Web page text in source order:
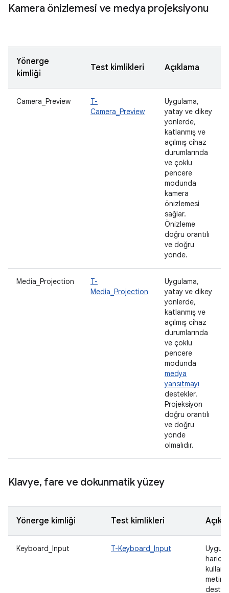
Kamera önizlemesi ve medya projeksiyonu
Yönerge
kimliği
Test kimlikleri Açıklama
Camera_Preview
T-
Camera_Preview
Uygulama,
yatay ve dikey
yönlerde,
katlanmış ve
açılmış cihaz
durumlarında
ve çoklu
pencere
modunda
kamera
önizlemesi
sağlar.
Önizleme
doğru orantılı
ve doğru
yönde.
Media_Projection
T-
Media_Projection
Uygulama,
yatay ve dikey
yönlerde,
katlanmış ve
açılmış cihaz
durumlarında
ve çoklu
pencere
modunda
medya
yansıtmayı
destekler.
Projeksiyon
doğru orantılı
ve doğru
yönde
olmalıdır.
Klavye, fare ve dokunmatik yüzey
Yönerge kimliği Test kimlikleri
Keyboard_Input T-Keyboard_Input
harici
metin